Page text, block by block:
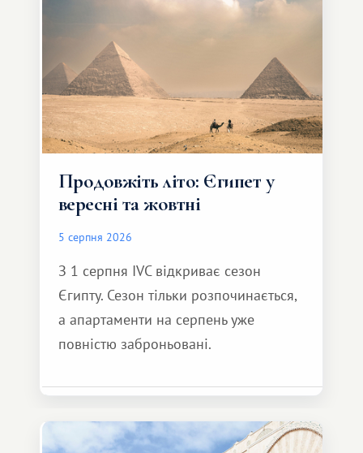
Продовжіть літо: Єгипет у
вересні та жовтні
5 серпня 2026
З 1 серпня IVC відкриває сезон
Єгипту. Сезон тільки розпочинається,
а апартаменти на серпень уже
повністю заброньовані.